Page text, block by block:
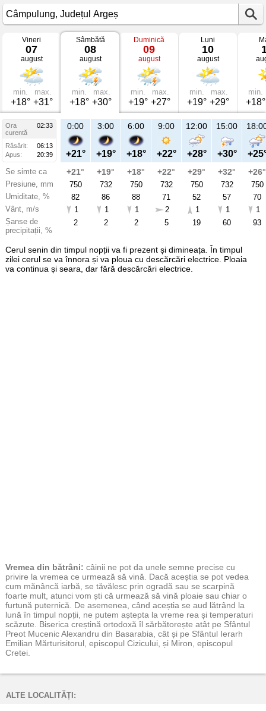
Vremea
Câmpulung
mâine
Județul
Argeș
Vineri
07
august
min.
+18°
max.
+31°
Sâmbătă
08
august
min.
+18°
max.
+30°
Duminică
09
august
min.
+19°
max.
+27°
Luni
10
august
min.
+19°
max.
+29°
min.
+18°
Ora
02:33
curentă
Răsărit:
06:13
Apus:
20:39
Se simte ca
Presiune, mm
Umiditate, %
Vânt, m/s
Șanse de
precipitații, %
21:00
+25°
+25°
733
67
1
29
Sâ
aug
0:00
+21°
+21°
750
82
1
2
3:00
+19°
+19°
732
86
1
2
6:00
+18°
+18°
750
88
1
2
9:00
+22°
+22°
732
71
2
5
12:00
+28°
+29°
750
52
1
19
15:00
+30°
+32°
732
57
1
60
+26°
750
70
1
93
Cerul senin din timpul nopții va fi prezent și dimineața. În timpul
zilei cerul se va înnora și va ploua cu descărcări electrice. Ploaia
va continua și seara, dar fără descărcări electrice.
Vremea din bătrâni: câinii ne pot da unele semne precise cu
privire la vremea ce urmează să vină. Dacă aceștia se pot vedea
cum mănâncă iarbă, se tăvălesc prin ogradă sau se scarpină
foarte mult, atunci vom ști că urmează să vină ploaie sau chiar o
furtună puternică. De asemenea, când aceștia se aud lătrând la
lună în timpul nopții, ne putem aștepta la vreme rea și temperaturi
scăzute. Biserica creștină ortodoxă îl sărbătorește atât pe Sfântul
Preot Mucenic Alexandru din Basarabia, cât și pe Sfântul Ierarh
Emilian Mărturisitorul, episcopul Cizicului, și Miron, episcopul
Cretei.
ALTE LOCALITĂȚI: